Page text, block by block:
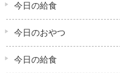
今日の給食
今日のおやつ
今日の給食